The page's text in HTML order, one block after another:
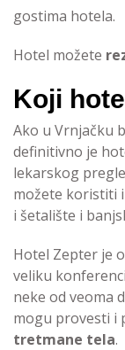
gostima hotela.
Hotel možete
Koji
Ako u Vrnjačku
definitivno je
lekarskog
možete koristiti
i šetalište i
Hotel Zepter je
veliku
neke od veoma
mogu provesti i
tretmane tela.